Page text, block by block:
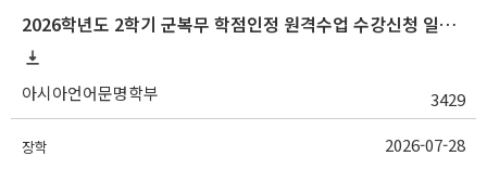
2026학년도 2학기 군복무 학점인정 원격수업 수강신청 일정 등 안내
아시아언어문명학부 3429
장학 2026-07-28